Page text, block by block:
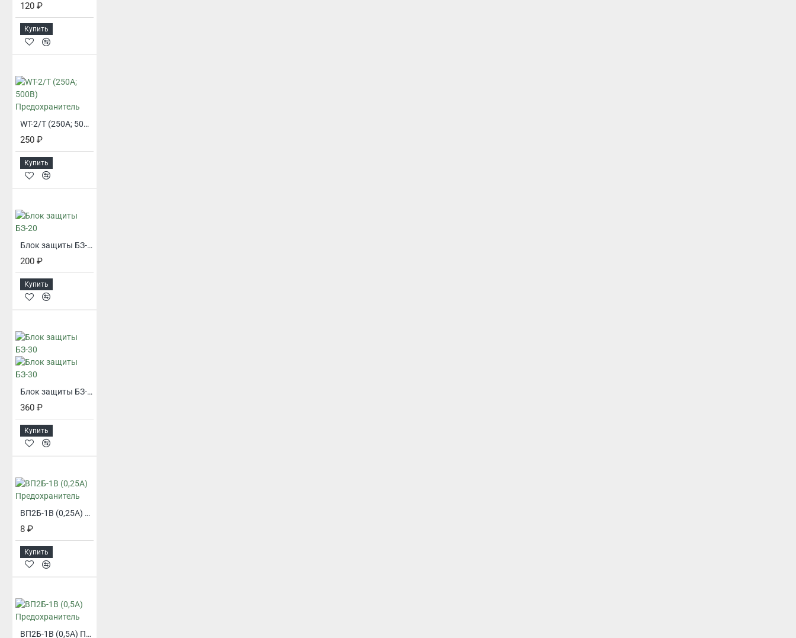
120 ₽
Купить
WT-2/T (250А; 500В) Предохранитель
250 ₽
Купить
Блок защиты БЗ-20
200 ₽
Купить
Блок защиты БЗ-30
360 ₽
Купить
ВП2Б-1В (0,25А) Предохранитель
8 ₽
Купить
ВП2Б-1В (0,5А) Предохранитель